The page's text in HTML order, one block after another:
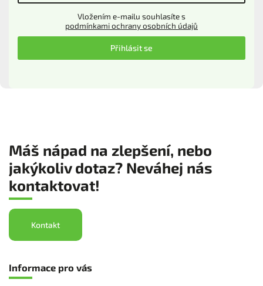
podmínkami ochrany osobních údajů
Přihlásit se
Máš nápad na zlepšení, nebo
jakýkoliv dotaz? Neváhej nás
kontaktovat!
Kontakt
Informace pro vás